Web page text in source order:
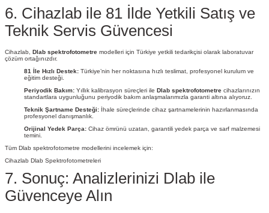
6. Cihazlab ile 81 İlde Yetkili Satış ve
Teknik Servis Güvencesi
Cihazlab, Dlab spektrofotometre modelleri için Türkiye yetkili tedarikçisi olarak laboratuvar
çözüm ortağınızdır.
81 İle Hızlı Destek: Türkiye’nin her noktasına hızlı teslimat, profesyonel kurulum ve
eğitim desteği.
Periyodik Bakım: Yıllık kalibrasyon süreçleri ile Dlab spektrofotometre cihazlarınızın
standartlara uygunluğunu periyodik bakım anlaşmalarımızla garanti altına alıyoruz.
Teknik Şartname Desteği: İhale süreçlerinde cihaz şartnamelerinin hazırlanmasında
profesyonel danışmanlık.
Orijinal Yedek Parça: Cihaz ömrünü uzatan, garantili yedek parça ve sarf malzemesi
temini.
Tüm Dlab spektrofotometre modellerini incelemek için:
Cihazlab Dlab Spektrofotometreleri
7. Sonuç: Analizlerinizi Dlab ile
Güvenceye Alın